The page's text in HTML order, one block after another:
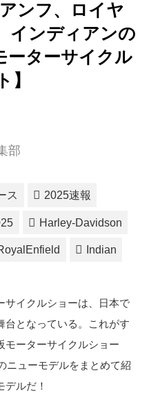
ンフ、ロイヤ
インディアンの
ーターサイクル
】
部
ス 2025速報
Harley-Davidson
Indian
サイクルショーは、日本で
台となっている。これがす
モーターサイクルショー
ニューモデルをまとめて紹
ルだ！